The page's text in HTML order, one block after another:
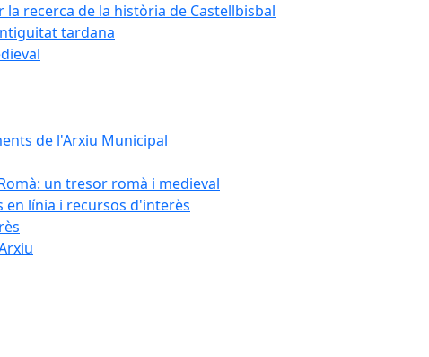
recerca de la història de Castellbisbal
tardana
de l'Arxiu Municipal
un tresor romà i medieval
en línia i recursos d'interès